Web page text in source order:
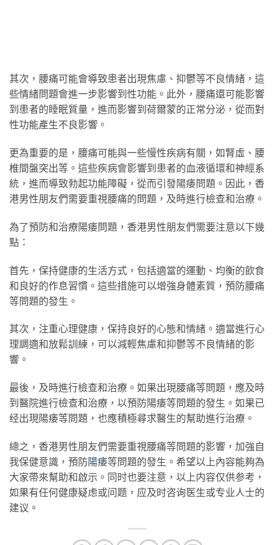
其次，腰痛可能會導致患者出現焦慮、抑鬱等不良情緒，這
些情緒問題會進一步影響到性功能。此外，腰痛還可能影響
到患者的睡眠質量，進而影響到荷爾蒙的正常分泌，從而對
性功能產生不良影響。
更為重要的是，腰痛可能與一些慢性疾病有關，如腎虛、腰
椎間盤突出等。這些疾病會影響到患者的血液循環和神經系
統，進而導致勃起功能障礙，從而引發陽痿問題。因此，香
港男性朋友們需要重視腰痛的問題，及時進行檢查和治療。
為了預防和治療陽痿問題，香港男性朋友們需要注意以下幾
點：
首先，保持健康的生活方式，包括適當的運動、均衡的飲食
和良好的作息習慣。這些措施可以增強身體素質，預防腰痛
等問題的發生。
其次，注重心理健康，保持良好的心態和情緒。適當進行心
理調適和放鬆訓練，可以減輕焦慮和抑鬱等不良情緒的影
響。
最後，及時進行檢查和治療。如果出現腰痛等問題，應及時
到醫院進行檢查和治療，以預防陽痿等問題的發生。如果已
经出現陽痿等問題，也應積極尋求醫生的幫助進行治療。
總之，香港男性朋友們需要重視腰痛等問題的影響，加強自
我保健意識，預防陽痿等問題的發生。希望以上內容能夠為
大家帶來幫助和啟示。同时也要注意，以上内容仅供参考，
如果有任何健康疑虑或问题，应及时咨询医生或专业人士的
建议。